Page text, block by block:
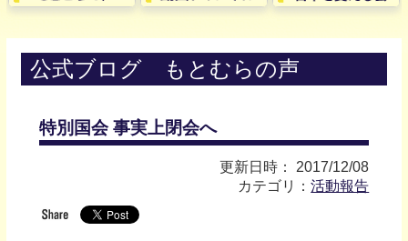
公式ブログ もとむらの声
特別国会 事実上閉会へ
更新日時： 2017/12/08
カテゴリ：活動報告